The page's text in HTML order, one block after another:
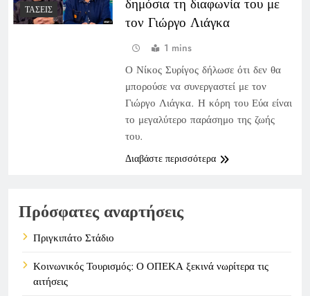
ΤΆΣΕΙΣ
τον Γιώργο Λιάγκα
1 mins
Ο Νίκος Συρίγος δήλωσε ότι δεν θα
μπορούσε να συνεργαστεί με τον
Γιώργο Λιάγκα. Η κόρη του Εύα είναι
το μεγαλύτερο παράσημο της ζωής
του.
Διαβάστε περισσότερα
Πρόσφατες αναρτήσεις
Πριγκιπάτο Στάδιο
Κοινωνικός Τουρισμός: Ο ΟΠΕΚΑ ξεκινά νωρίτερα τις
αιτήσεις